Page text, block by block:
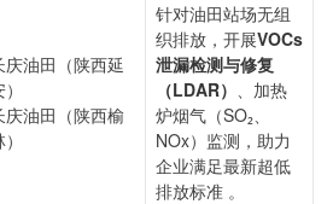
庆油田（陕西延
庆油田（陕西榆
针对油田站场无组
织排放，开展VOCs
泄漏检测与修复
（LDAR） 、加热
炉烟气（SO₂、
NOx）监测，助力
企业满足最新超低
排放标准 。